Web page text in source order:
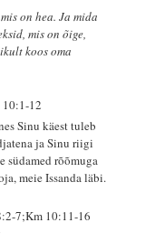
on hea. Ja mida
mis on õige,
koos oma
12
Sinu käest tuleb
ja Sinu riigi
südamed rõõmuga
meie Issanda läbi.
7;Km 10:11-16